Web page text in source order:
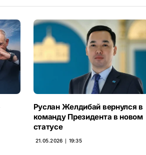
Руслан Желдибай вернулся в
команду Президента в новом
статусе
21.05.2026 ∣ 19:35